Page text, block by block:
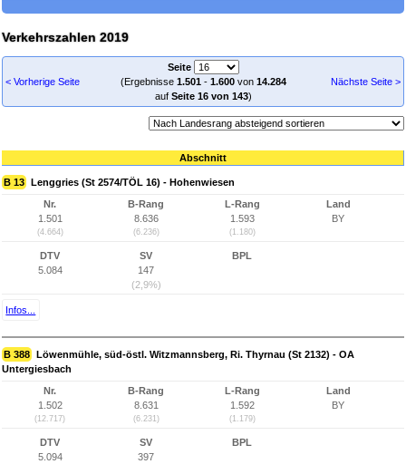
Verkehrszahlen 2019
< Vorherige Seite
Seite
(Ergebnisse 1.501- 1.600von 14.284
auf Seite 16 von 143)
Nächste Seite >
Abschnitt
B 13 Lenggries (St 2574/TÖL 16) - Hohenwiesen
Nr.
1.501
(4.664)
B-Rang
8.636
(6.236)
L-Rang
1.593
(1.180)
Land
BY
DTV
5.084
SV
147
(2,9%)
BPL
Infos...
B 388 Löwenmühle, süd-östl. Witzmannsberg, Ri. Thyrnau (St 2132) - OA
Untergiesbach
Nr.
1.502
(12.717)
B-Rang
8.631
(6.231)
L-Rang
1.592
(1.179)
Land
BY
DTV
5.094
SV
397
BPL